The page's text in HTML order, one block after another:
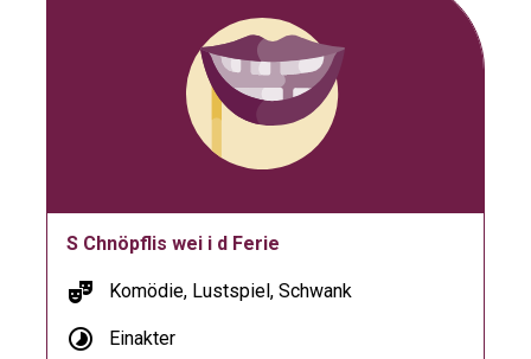
S Chnöpflis wei i d Ferie
theater_comedy Komödie, Lustspiel, Schwank
timelapse Einakter